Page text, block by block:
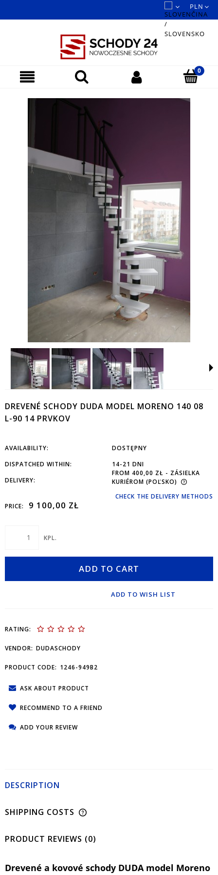
DREVENÉ SCHODY DUDA MODEL MORENO 140 08
L-90 14 PRVKOV
AVAILABILITY:
DOSTĘPNY
DISPATCHED WITHIN:
14-21 DNI
DELIVERY:
FROM 400,00 ZŁ - ZÁSIELKA
KURIÉROM (POĽSKO)
CHECK THE DELIVERY METHODS
PRICE:
9 100,00 ZŁ
KPL.
ADD TO CART
ADD TO WISH LIST
RATING:
VENDOR: DUDASCHODY
PRODUCT CODE: 1246-949B2
ASK ABOUT PRODUCT
RECOMMEND TO A FRIEND
ADD YOUR REVIEW
DESCRIPTION
SHIPPING COSTS
PRODUCT REVIEWS (0)
Drevené a kovové schody DUDA model Moreno